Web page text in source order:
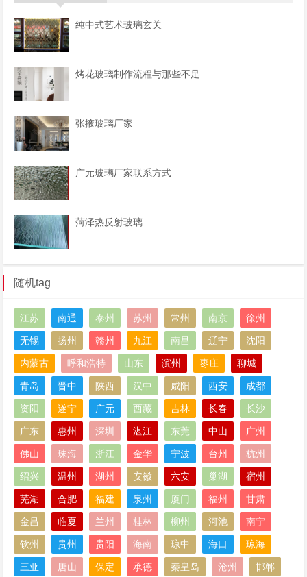
纯中式艺术玻璃玄关
烤花玻璃制作流程与那些不足
张掖玻璃厂家
广元玻璃厂家联系方式
菏泽热反射玻璃
随机tag
江苏 南通 泰州 苏州 常州 南京 徐州
无锡 扬州 赣州 九江 南昌 辽宁 沈阳
内蒙古 呼和浩特 山东 滨州 枣庄 聊城
青岛 晋中 陕西 汉中 咸阳 西安 成都
资阳 遂宁 广元 西藏 吉林 长春 长沙
广东 惠州 深圳 湛江 东莞 中山 广州
佛山 珠海 浙江 金华 宁波 台州 杭州
绍兴 温州 湖州 安徽 六安 巢湖 宿州
芜湖 合肥 福建 泉州 厦门 福州 甘肃
金昌 临夏 兰州 桂林 柳州 河池 南宁
钦州 贵州 贵阳 海南 琼中 海口 琼海
三亚 唐山 保定 承德 秦皇岛 沧州 邯郸